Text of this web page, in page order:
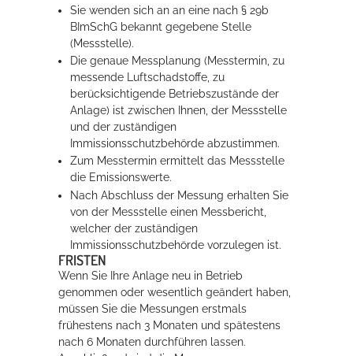
Sie wenden sich an an eine nach § 29b
BImSchG bekannt gegebene Stelle
(Messstelle).
Die genaue Messplanung (Messtermin, zu
messende Luftschadstoffe, zu
berücksichtigende Betriebszustände der
Anlage) ist zwischen Ihnen, der Messstelle
und der zuständigen
Immissionsschutzbehörde abzustimmen.
Zum Messtermin ermittelt das Messstelle
die Emissionswerte.
Nach Abschluss der Messung erhalten Sie
von der Messstelle einen Messbericht,
welcher der zuständigen
Immissionsschutzbehörde vorzulegen ist.
FRISTEN
Wenn Sie Ihre Anlage neu in Betrieb
genommen oder wesentlich geändert haben,
müssen Sie die Messungen erstmals
frühestens nach 3 Monaten und spätestens
nach 6 Monaten durchführen lassen.